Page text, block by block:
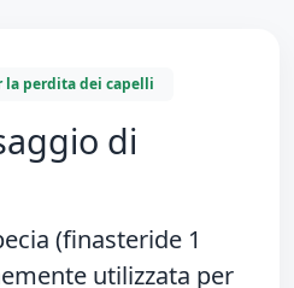
perdita dei capelli
di
(finasteride 1
utilizzata per